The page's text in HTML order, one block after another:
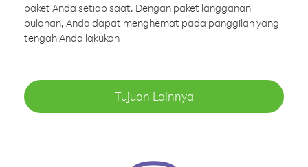
paket Anda setiap saat. Dengan paket langganan
bulanan, Anda dapat menghemat pada panggilan yang
tengah Anda lakukan
Tujuan Lainnya